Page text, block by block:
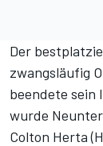
Der
zwangsläufig
beendete sein
wurde
Colton Herta